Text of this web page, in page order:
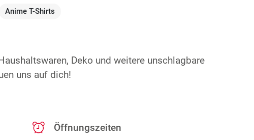
Anime T-Shirts
Deko und weitere unschlagbare
uns auf dich!
Öffnungszeiten